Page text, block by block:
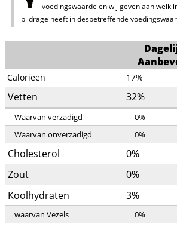
voedingswaarde en wij geven aan welk
bijdrage heeft in desbetreffende
Calorieën 17%
Vetten 32%
Waarvan verzadigd 0%
Waarvan onverzadigd
0%
Cholesterol 0%
Zout
0%
Koolhydraten
3%
waarvan Vezels 0%